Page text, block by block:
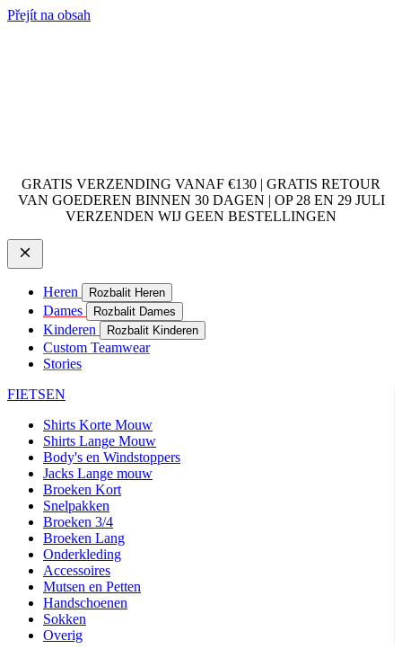
Přejít na obsah
GRATIS VERZENDING VANAF €130 | GRATIS RETOUR
VAN GOEDEREN BINNEN 30 DAGEN | OP 28 EN 29 JULI
VERZENDEN WIJ GEEN BESTELLINGEN
Heren Rozbalit Heren
Dames Rozbalit Dames
Kinderen Rozbalit Kinderen
Custom Teamwear
Stories
FIETSEN
Shirts Korte Mouw
Shirts Lange Mouw
Body's en Windstoppers
Jacks Lange mouw
Broeken Kort
Snelpakken
Broeken 3/4
Broeken Lang
Onderkleding
Accessoires
Mutsen en Petten
Handschoenen
Sokken
Overig